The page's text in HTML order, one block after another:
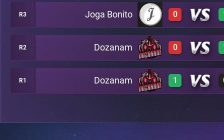
2 B13
R3 Joga Bonito 0
0 B14
R2 Dozanam 0
0 A15
R1 Dozanam 1